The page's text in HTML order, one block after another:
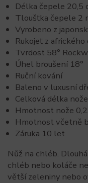
Délka čepele 20,5
Tloušťka čepele 2
Vyrobeno z
Rukojeť z afrického
Tvrdost 58°
Úhel broušení 18°
Ruční kování
Baleno v luxusní
Celková délka
Hmotnost nože
Hmotnost včetně
Záruka 10 let
Nůž na chléb.
chléb nebo koláče
větší zeleniny nebo